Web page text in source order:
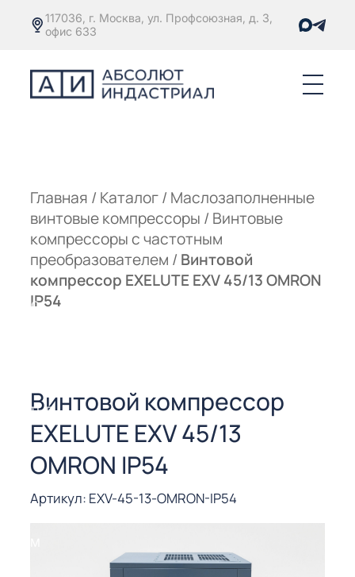
117036, г. Москва, ул. Профсоюзная, д. 3,
офис 633
Главная / Каталог/ Маслозаполненные
винтовые компрессоры / Винтовые
компрессоры с частотным
преобразователем / Винтовой
компрессор EXELUTE EXV 45/13 OMRON
IP54
Винтовой компрессор
EXELUTE EXV 45/13
OMRON IP54
Артикул: EXV-45-13-OMRON-IP54
С